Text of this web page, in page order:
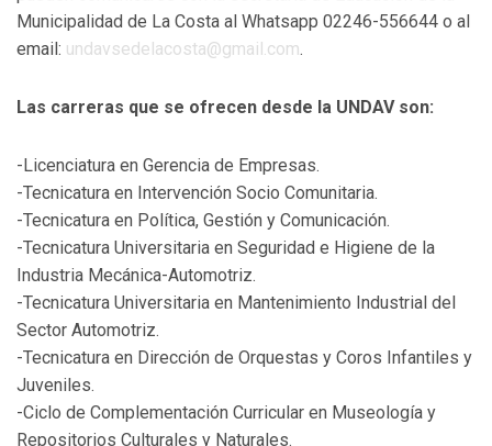
Municipalidad de La Costa al Whatsapp 02246-556644 o al
email: undavsedelacosta@gmail.com.
Las carreras que se ofrecen desde la UNDAV son:
-Licenciatura en Gerencia de Empresas.
-Tecnicatura en Intervención Socio Comunitaria.
-Tecnicatura en Política, Gestión y Comunicación.
-Tecnicatura Universitaria en Seguridad e Higiene de la
Industria Mecánica-Automotriz.
-Tecnicatura Universitaria en Mantenimiento Industrial del
Sector Automotriz.
-Tecnicatura en Dirección de Orquestas y Coros Infantiles y
Juveniles.
-Ciclo de Complementación Curricular en Museología y
Repositorios Culturales y Naturales.